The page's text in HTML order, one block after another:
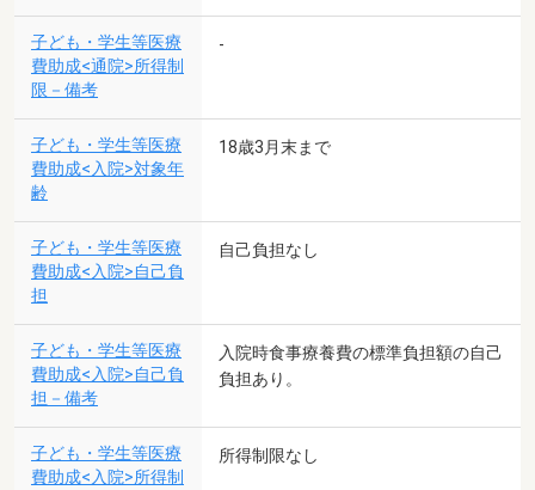
子ども・学生等医療
費助成<通院>所得制
限－備考
-
子ども・学生等医療
費助成<入院>対象年
齢
18歳3月末まで
子ども・学生等医療
費助成<入院>自己負
担
自己負担なし
子ども・学生等医療
費助成<入院>自己負
担－備考
入院時食事療養費の標準負担額の自己
負担あり。
子ども・学生等医療
費助成<入院>所得制
所得制限なし